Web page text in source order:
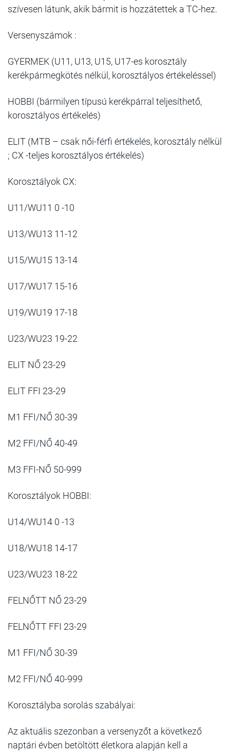
szívesen látunk, akik bármit is hozzátettek a TC-hez.
Versenyszámok :
GYERMEK (U11, U13, U15, U17-es korosztály
kerékpármegkötés nélkül, korosztályos értékeléssel)
HOBBI (bármilyen típusú kerékpárral teljesíthető,
korosztályos értékelés)
ELIT (MTB – csak női-férfi értékelés, korosztály nélkül
; CX -teljes korosztályos értékelés)
Korosztályok CX:
U11/WU11 0 -10
U13/WU13 11-12
U15/WU15 13-14
U17/WU17 15-16
U19/WU19 17-18
U23/WU23 19-22
ELIT NŐ 23-29
ELIT FFI 23-29
M1 FFI/NŐ 30-39
M2 FFI/NŐ 40-49
M3 FFI-NŐ 50-999
Korosztályok HOBBI:
U14/WU14 0 -13
U18/WU18 14-17
U23/WU23 18-22
FELNŐTT NŐ 23-29
FELNŐTT FFI 23-29
M1 FFI/NŐ 30-39
M2 FFI/NŐ 40-999
Korosztályba sorolás szabályai:
Az aktuális szezonban a versenyzőt a következő
naptári évben betöltött életkora alapján kell a